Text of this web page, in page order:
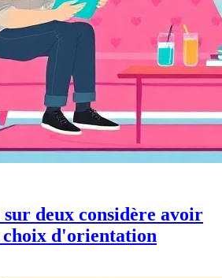
deux considère avoir
d'orientation